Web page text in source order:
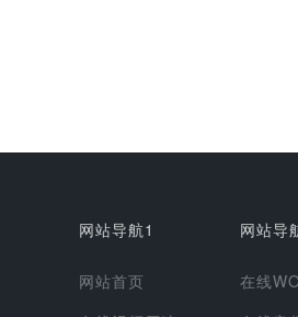
网站导航1
网站首页
网站导
在线